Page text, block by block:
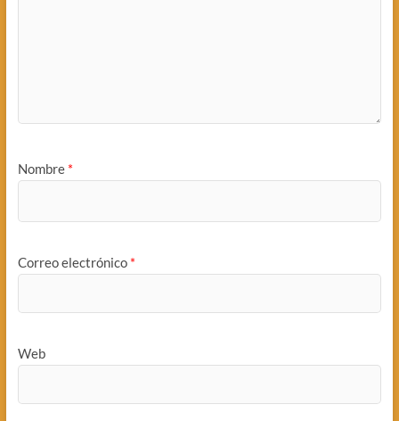
Nombre *
Correo electrónico *
Web